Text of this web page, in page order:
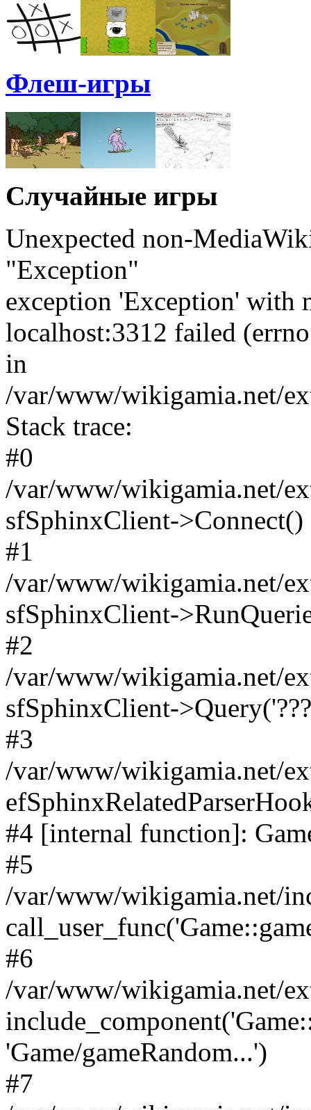
Флеш-игры
Случайные игры
Unexpected non-
"Exception"
exception 'Exception' with
localhost:3312 failed
in
/var/www/wikigamia.net/
Stack trace:
#0
/var/www/wikigamia.net/
sfSphinxClient->Connect()
#1
/var/www/wikigamia.net/
sfSphinxClient-
#2
/var/www/wikigamia.net/
sfSphinxClient-
#3
/var/www/wikigamia.net/
#4 [internal function]:
#5
/var/www/wikigamia.net/
#6
/var/www/wikigamia.net/
'Game/gameRandom...')
#7